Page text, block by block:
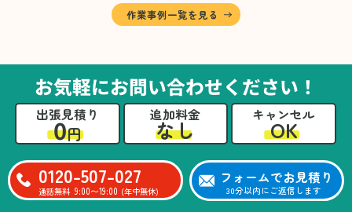
に仕分けしました。
A様から「手際よく進めてくれて助かりまし
るのは難しかったと思います」との温かいお言
葉をいただきました。遺品整理という心の負担
が大きい作業において、少しでもA様の力にな
れたことをスタッフ一同嬉しく思います。
作業事例一覧を見る
お気軽にお問い合わせください！
出張見積り
0円
追加料金
なし
キャンセル
OK
0120-507-027
通話無料 9:00〜19:00 (年中無休)
フォームでお見積り
30分以内にご返信します